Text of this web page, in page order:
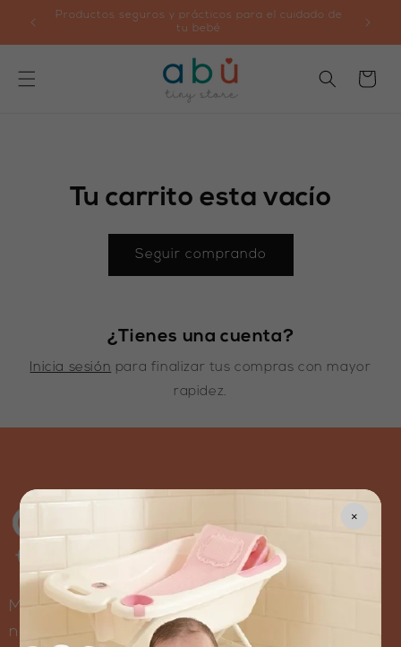
×
directamenteProductos seguros y prácticos para el cuidado de
tu bebé
Carrito
Tu carrito esta vacío
Seguir comprando
¿Tienes una cuenta?
Inicia sesión para finalizar tus compras con mayor
rapidez.
Más de 30 años de experiencia respaldan
nuestro compromiso con el bienestar infantil.